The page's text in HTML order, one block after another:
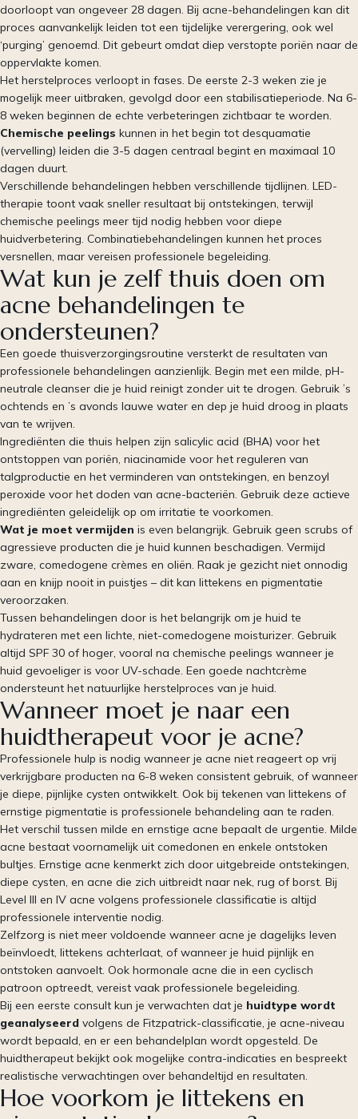
doorloopt van ongeveer 28 dagen. Bij acne-behandelingen kan dit
proces aanvankelijk leiden tot een tijdelijke verergering, ook wel
‘purging’ genoemd. Dit gebeurt omdat diep verstopte poriën naar de
oppervlakte komen.
Het herstelproces verloopt in fases. De eerste 2-3 weken zie je
mogelijk meer uitbraken, gevolgd door een stabilisatieperiode. Na 6-
8 weken beginnen de echte verbeteringen zichtbaar te worden.
Chemische peelings kunnen in het begin tot desquamatie
(vervelling) leiden die 3-5 dagen centraal begint en maximaal 10
dagen duurt.
Verschillende behandelingen hebben verschillende tijdlijnen. LED-
therapie toont vaak sneller resultaat bij ontstekingen, terwijl
chemische peelings meer tijd nodig hebben voor diepe
huidverbetering. Combinatiebehandelingen kunnen het proces
versnellen, maar vereisen professionele begeleiding.
Wat kun je zelf thuis doen om
acne behandelingen te
ondersteunen?
Een goede thuisverzorgingsroutine versterkt de resultaten van
professionele behandelingen aanzienlijk. Begin met een milde, pH-
neutrale cleanser die je huid reinigt zonder uit te drogen. Gebruik ’s
ochtends en ’s avonds lauwe water en dep je huid droog in plaats
van te wrijven.
Ingrediënten die thuis helpen zijn salicylic acid (BHA) voor het
ontstoppen van poriën, niacinamide voor het reguleren van
talgproductie en het verminderen van ontstekingen, en benzoyl
peroxide voor het doden van acne-bacteriën. Gebruik deze actieve
ingrediënten geleidelijk op om irritatie te voorkomen.
Wat je moet vermijden is even belangrijk. Gebruik geen scrubs of
agressieve producten die je huid kunnen beschadigen. Vermijd
zware, comedogene crèmes en oliën. Raak je gezicht niet onnodig
aan en knijp nooit in puistjes – dit kan littekens en pigmentatie
veroorzaken.
Tussen behandelingen door is het belangrijk om je huid te
hydrateren met een lichte, niet-comedogene moisturizer. Gebruik
altijd SPF 30 of hoger, vooral na chemische peelings wanneer je
huid gevoeliger is voor UV-schade. Een goede nachtcrème
ondersteunt het natuurlijke herstelproces van je huid.
Wanneer moet je naar een
huidtherapeut voor je acne?
Professionele hulp is nodig wanneer je acne niet reageert op vrij
verkrijgbare producten na 6-8 weken consistent gebruik, of wanneer
je diepe, pijnlijke cysten ontwikkelt. Ook bij tekenen van littekens of
ernstige pigmentatie is professionele behandeling aan te raden.
Het verschil tussen milde en ernstige acne bepaalt de urgentie. Milde
acne bestaat voornamelijk uit comedonen en enkele ontstoken
bultjes. Ernstige acne kenmerkt zich door uitgebreide ontstekingen,
diepe cysten, en acne die zich uitbreidt naar nek, rug of borst. Bij
Level III en IV acne volgens professionele classificatie is altijd
professionele interventie nodig.
Zelfzorg is niet meer voldoende wanneer acne je dagelijks leven
beïnvloedt, littekens achterlaat, of wanneer je huid pijnlijk en
ontstoken aanvoelt. Ook hormonale acne die in een cyclisch
patroon optreedt, vereist vaak professionele begeleiding.
Bij een eerste consult kun je verwachten dat je huidtype wordt
geanalyseerd volgens de Fitzpatrick-classificatie, je acne-niveau
wordt bepaald, en er een behandelplan wordt opgesteld. De
huidtherapeut bekijkt ook mogelijke contra-indicaties en bespreekt
realistische verwachtingen over behandeltijd en resultaten.
Hoe voorkom je littekens en